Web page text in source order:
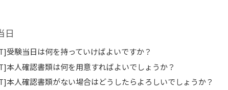
日
受験当日は何を持っていけばよいですか？
本人確認書類は何を用意すればよいでしょうか？
本人確認書類がない場合はどうしたらよろしいでしょうか？